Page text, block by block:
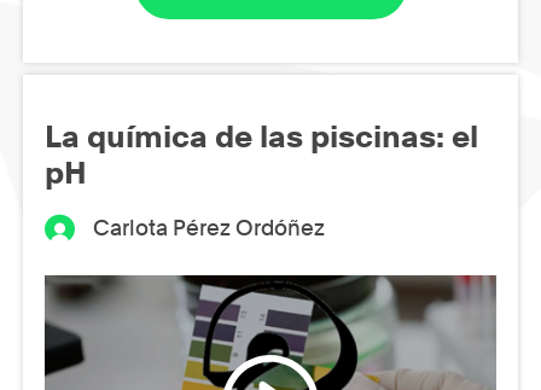
La química de las piscinas: el
pH
Carlota Pérez Ordóñez